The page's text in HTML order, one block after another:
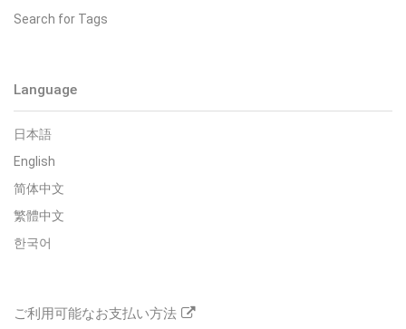
Search for Tags
Language
日本語
English
简体中文
繁體中文
한국어
ご利用可能なお支払い方法